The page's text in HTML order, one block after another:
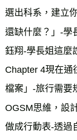
選出科系，建立
還缺什麼？」-學
鈺翔-學長姐這麼
Chapter 4現在通
檔案」-旅行需要
OGSM思維，設
做成行動表-透過